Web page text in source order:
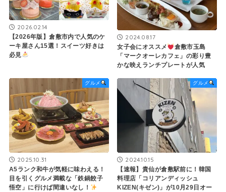
2026.02.14
【2026年版】倉敷市内で人気のケ
ーキ屋さん15選！スイーツ好きは
必見
2024.08.17
女子会にオススメ
倉敷市玉島
「マークオーレカフェ」の彩り豊
かな映えランチプレートが人気
グルメ
2025.10.31
A5ランク和牛が気軽に味わえる！
目を引くグルメ満載な「鉄鍋餃子
悟空」に行けば間違いなし！
グルメ
2024.10.15
【速報】貴仙が倉敷駅前に！韓国
料理店「コリアンディッシュ
KIZEN(キゼン)」が10月29日オー